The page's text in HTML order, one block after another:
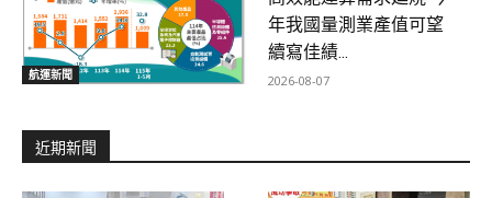
航運新聞
年我國量測業產值可望
續寫佳績...
2026-08-07
近期新聞